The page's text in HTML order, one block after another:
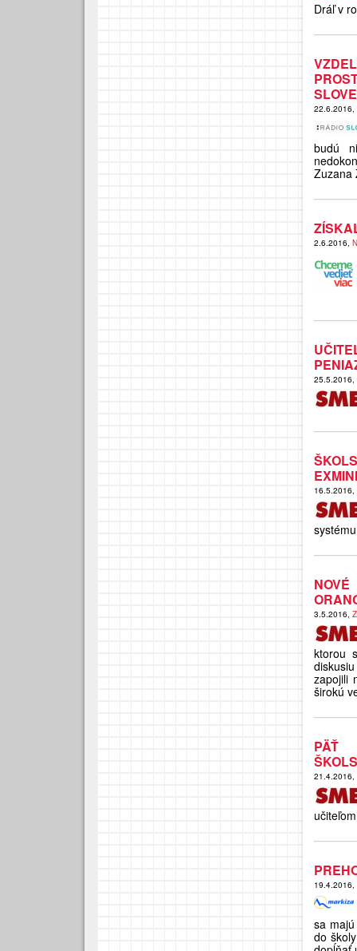
Dráľ v
22.6.2016,
budú
Zuzana
2.6.2016,
25.5.2016,
16.5.2016,
3.5.2016,
ktorou
zapojili
širokú
PÄŤ
21.4.2016,
19.4.2016,
sa
do